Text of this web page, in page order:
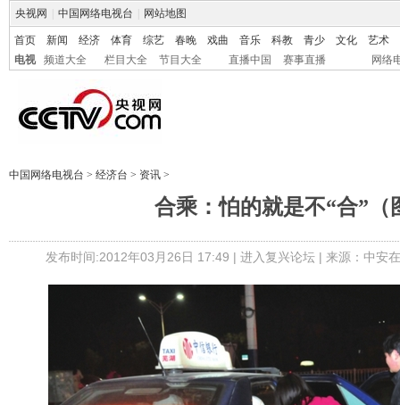
央视网 中国网络电视台 网站地图
首页 新闻 经济 体育 综艺 春晚 戏曲 音乐 科教 青少 文化
艺术
电视
频道大全 栏目大全 节目大全 直播中国 赛事直播 网络
中国网络电视台 > 经济台 > 资讯 >
合乘：怕的就是不“合”（
发布时间:2012年03月26日 17:49 | 进入复兴论坛 | 来源：中安